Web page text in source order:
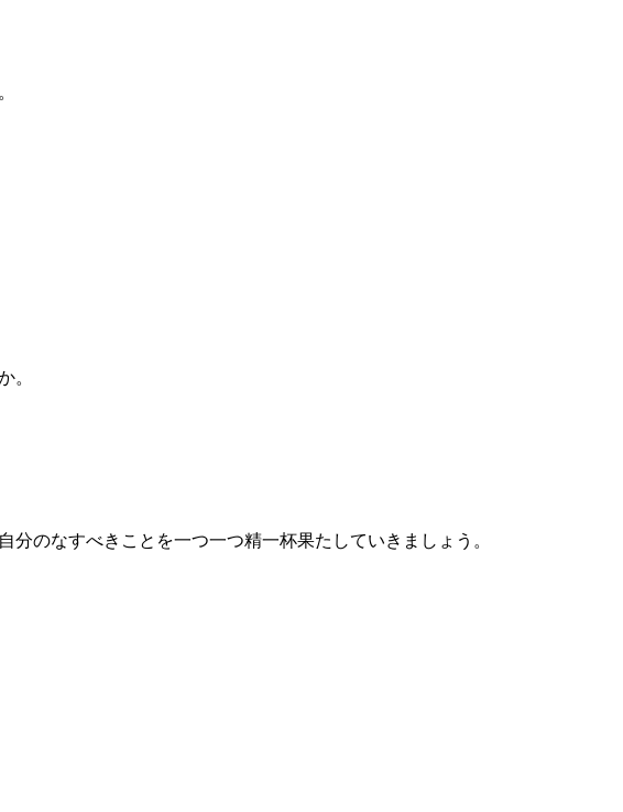
。
のなすべきことを一つ一つ精一杯果たしていきましょう。